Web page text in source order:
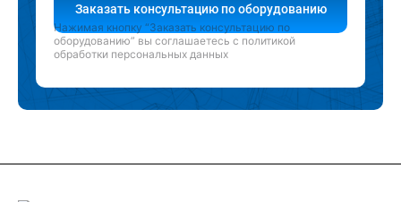
Заказать консультацию по оборудованию
Нажимая кнопку “Заказать консультацию по
оборудованию” вы соглашаетесь с политикой
обработки персональных данных